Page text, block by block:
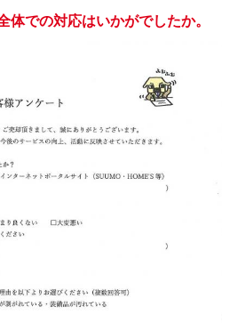
での対応はいかがでしたか。